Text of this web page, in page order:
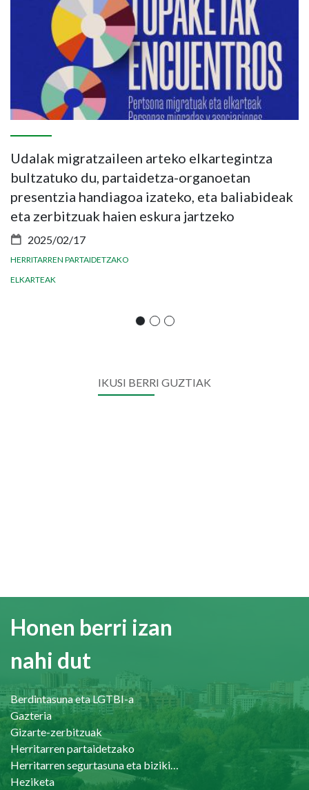
Udalak migratzaileen arteko elkartegintza
bultzatuko du, partaidetza-organoetan
presentzia handiagoa izateko, eta baliabideak
eta zerbitzuak haien eskura jartzeko
2025/02/17
HERRITARREN PARTAIDETZAKO
ELKARTEAK
IKUSI BERRI GUZTIAK
Honen berri izan
nahi dut
Berdintasuna eta LGTBI-a
Gazteria
Gizarte-zerbitzuak
Herritarren partaidetzako
Heziketa